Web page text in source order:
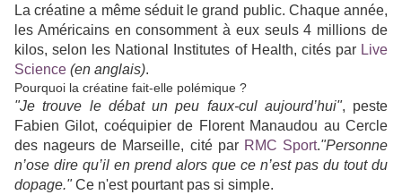
La créatine a même séduit le grand public. Chaque année,
les Américains en consomment à eux seuls 4 millions de
kilos, selon les National Institutes of Health, cités par Live
Science (en anglais).
Pourquoi la créatine fait-elle polémique ?
"Je trouve le débat un peu faux-cul aujourd’hui", peste
Fabien Gilot, coéquipier de Florent Manaudou au Cercle
des nageurs de Marseille, cité par RMC Sport."Personne
n’ose dire qu’il en prend alors que ce n’est pas du tout du
dopage."Ce n'est pourtant pas si simple.